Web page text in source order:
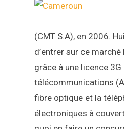
(CMT S.A), en 2006.
d’entrer sur ce
grâce à une licence
télécommunications
fibre optique et la
électroniques à